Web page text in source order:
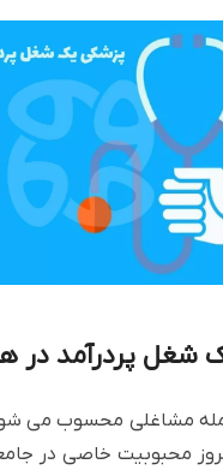
شغل پردرآمد در
مشاغلی محسوب می
محبوبیت خاصی در